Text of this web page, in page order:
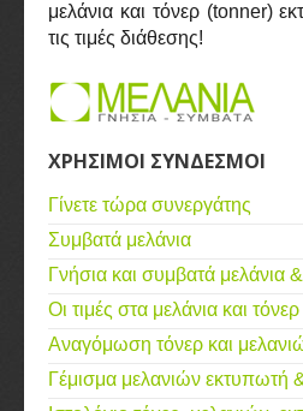
μελάνια και τόνερ (tonner)
τις τιμές διάθεσης!
ΧΡΗΣΙΜΟΙ ΣΥΝΔΕΣΜΟΙ
Γίνετε τώρα συνεργάτης
Συμβατά μελάνια
Γνήσια και συμβατά μελάνια
Οι τιμές στα μελάνια και τόνερ
Αναγόμωση τόνερ και
Γέμισμα μελανιών εκτυπωτή